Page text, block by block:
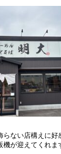
ない店構えに好
が迎えてくれま